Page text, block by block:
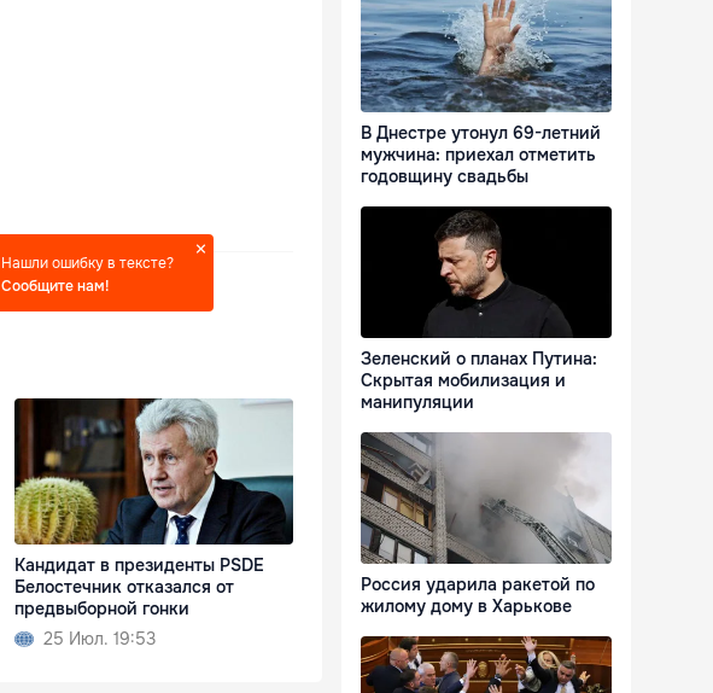
Нашли ошибку в тексте?
Сообщите нам!
Кандидат в президенты PSDE
Белостечник отказался от
предвыборной гонки
25 Июл. 19:53
В Днестре утонул 69-летний
мужчина: приехал отметить
годовщину свадьбы
Зеленский о планах Путина:
Скрытая мобилизация и
манипуляции
Россия ударила ракетой по
жилому дому в Харькове